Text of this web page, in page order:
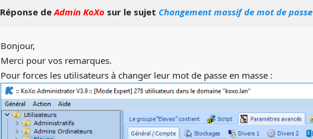
Réponse deAdmin KoXo sur le sujet Changement massif de mot de passe
Bonjour,
Merci pour vos remarques.
Pour forces les utilisateurs à changer leur mot de passe en masse :